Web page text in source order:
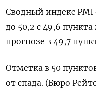
Сводный индекс PMI
до 50,2 с 49,6
прогнозе в 49,7
Отметка в 50
от спада. (Бюро